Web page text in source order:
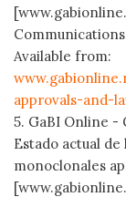
Available from:
approvals-and-
5. GaBI Online -
Estado actual
monoclonales